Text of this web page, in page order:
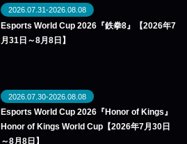
2026.07.31-2026.08.08
Esports World Cup 2026『鉄拳8』【2026年7
月31日～8月8日】
2026.07.30-2026.08.08
Esports World Cup 2026『Honor of Kings』
Honor of Kings World Cup【2026年7月30日
～8月8日】